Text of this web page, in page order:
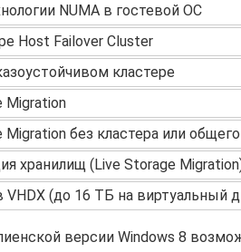
NUMA в гостевой ОС
Host Failover Cluster
кластере
Migration
Migration без кластера или
хранилищ (Live Storage
(до 16 ТБ на виртуальный
версии Windows 8